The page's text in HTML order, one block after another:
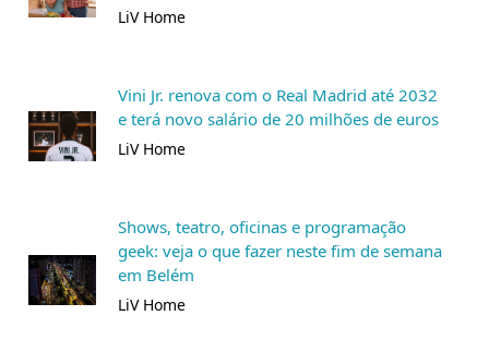
LiV Home
Vini Jr. renova com o Real Madrid até 2032
e terá novo salário de 20 milhões de euros
LiV Home
Shows, teatro, oficinas e programação
geek: veja o que fazer neste fim de semana
em Belém
LiV Home